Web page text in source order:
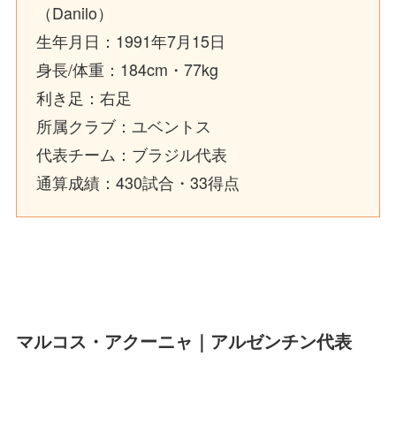
（Danilo）
生年月日：1991年7月15日
身長/体重：184cm・77kg
利き足：右足
所属クラブ：ユベントス
代表チーム：ブラジル代表
通算成績：430試合・33得点
マルコス・アクーニャ｜アルゼンチン代表